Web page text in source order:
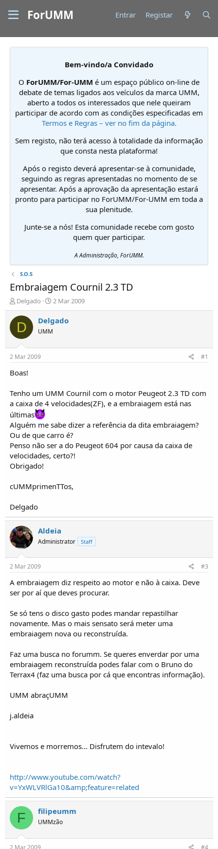
ForUMM Entrar Registar
Bem-vindo/a Convidado
O ForUMM/For-UMM é um espaço público on-line de
debate de temas ligados aos veículos da marca UMM,
aberto a todos os interessados que nele queiram
participar de acordo com as condições especificadas em
Termos e Regras – ver no fim da página.
Sem registo, não terá acesso à totalidade da informação
que consta nesta plataforma!
Após o registo deverá apresentar-se à comunidade,
seguindo as regras apresentadas no momento de se
apresentar. Após a aprovação da apresentação estará
pronto para participar no ForUMM/For-UMM em toda a
sua plenitude.
Junte-se a nós! Esta comunidade recebe com gosto
quem quer participar.
A Administração, ForUMM.
S.O.S
Embraiagem Cournil 2.3 TD
I
n
i
i
d
o
r
T
ó
p
i
c
o
s
Delgado
D
a
t
a
o
2 Mar 2009
D Delgado
UMM
2 Mar 2009 #1
Boas!
Tenho um UMM Cournil com o motor Peugeot 2.3 TD com
a caixa de 4 velocidades(ZF), e a embraiagem está nas
últimas
Alguém me sabe dizer a referência da dita embraiagem?
Ou de que carro é?
Penso não ser a do Peugeot 604 por causa da caixa de
velocidades, certo?!
Obrigado!
cUMMprimenTTos,
Delgado
Aldeia
Administrator Staff
2 Mar 2009 #3
A embraiagem diz respeito ao motor e não à caixa. Deve
ser por aí que deves procurar.
Se só tens o disco gasto podes mandar repastilhar
novamente. Mas o mais sensato será meter uma
embraiagem nova ou reconstruída.
Faz uma busca no forumm. Se queres enverdar por uma
embraiagem reconstruída podes falar com o Bruno do
Terrax4 (faz uma busca por cá que encontras informação).
UMM abraçUMM
j.aldeia
Vivemos e morremos... Disfrutem do intevalo!
http://www.youtube.com/watch?
v=YxWLVRlGa10&amp;feature=related
F filipeumm
UMMzão
2 Mar 2009 #4